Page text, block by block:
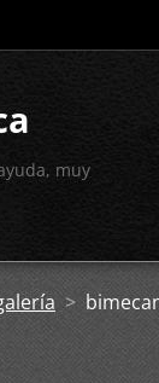
muy
>